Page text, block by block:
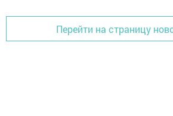
Перейти на страницу